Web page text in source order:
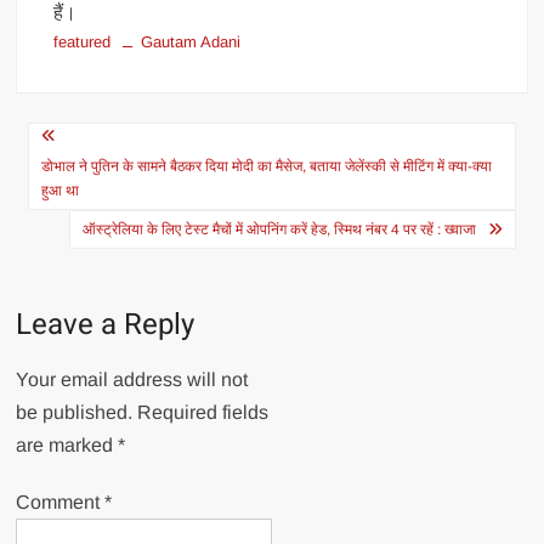
हैं।
featured Gautam Adani
Post
navigation
डोभाल ने पुतिन के सामने बैठकर दिया मोदी का मैसेज, बताया जेलेंस्की से मीटिंग में क्या-क्या
हुआ था
ऑस्ट्रेलिया के लिए टेस्ट मैचों में ओपनिंग करें हेड, स्मिथ नंबर 4 पर रहें : ख्वाजा
Leave a Reply
Your email address will not
be published. Required fields
are marked*
Comment*